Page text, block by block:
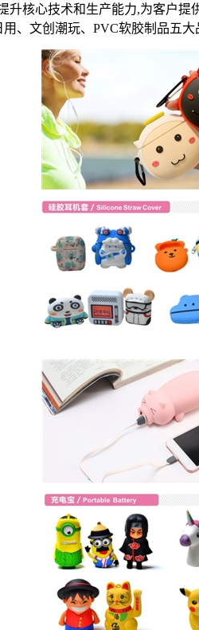
升核心技术和生产能力,为客户
、文创潮玩、PVC软胶制品五大